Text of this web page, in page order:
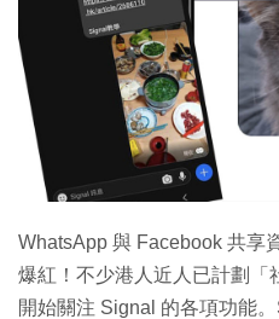
WhatsApp 與 Facebook 共享
爆紅！不少港人近人已計劃
開始關注 Signal 的各項功能